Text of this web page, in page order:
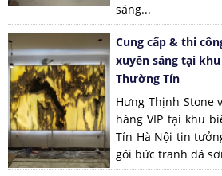
sáng...
Cung cấp & thi
xuyên sáng tại
Thường Tín
Hưng Thịnh Stone
hàng VIP tại khu
Tín Hà Nội tin
gói bức tranh đá